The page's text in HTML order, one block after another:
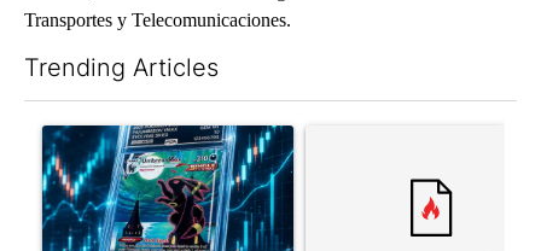
Transportes y Telecomunicaciones.
Trending Articles
A trending article titled "The $10K experiment: Comparing